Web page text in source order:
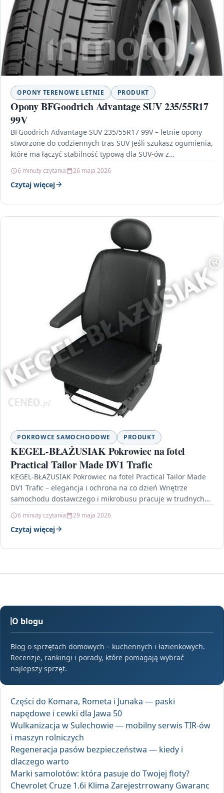
OPONY TERENOWE LETNIE PRODUKT
Opony BFGoodrich Advantage SUV 235/55R17
99V
BFGoodrich Advantage SUV 235/55R17 99V – letnie opony
stworzone do codziennych tras SUV Jeśli szukasz ogumienia,
które ma łączyć stabilność typową dla SUV-ów z…
6 minuty czytania 26 maja 2026
Czytaj więcej
POKROWCE SAMOCHODOWE PRODUKT
KEGEL-BŁAŻUSIAK Pokrowiec na fotel
Practical Tailor Made DV1 Trafic
KEGEL-BŁAŻUSIAK Pokrowiec na fotel Practical Tailor Made
DV1 Trafic – elegancja i ochrona na co dzień Wnętrze
samochodu dostawczego i mikrobusu pracuje w trudnych…
6 minuty czytania 29 maja 2026
Czytaj więcej
O blogu
Blog o sprzętach domowych – kuchennych i łazienkowych.
Recenzje, rankingi i porady, które pomagają wybrać
najlepszy sprzęt.
Części do Komara, Rometa i Junaka — paski
napędowe i cewki dla Jawa 50
Wulkanizacja w Sulechowie — mobilny serwis TIR-ów
i maszyn rolniczych
Regeneracja pasów bezpieczeństwa — kiedy i
dlaczego warto
Marki samolotów: która pasuje do Twojej floty?
Chevrolet Cruze 1.6i Klima Zarejestrrowany Gwaranc